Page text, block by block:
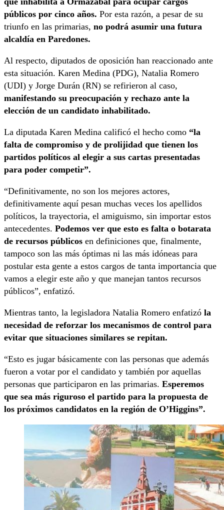
públicos por cinco años. Por esta razón, a pesar de su
triunfo en las primarias, no podrá asumir una futura
alcaldía en Paredones.
Al respecto, diputados de oposición han reaccionado ante
esta situación. Karen Medina (PDG), Natalia Romero
(UDI) y Jorge Durán (RN) se refirieron al caso,
manifestando su preocupación y rechazo ante la
elección de un candidato inhabilitado.
La diputada Karen Medina calificó el hecho como “la
falta de compromiso y de prolijidad que tienen los
partidos políticos al elegir a sus cartas presentadas
para poder competir”.
“Definitivamente, no son los mejores actores,
definitivamente aquí pesan muchas veces los apellidos
políticos, la trayectoria, el amiguismo, sin importar estos
antecedentes. Podemos ver que esto es falta o botarata
de recursos públicos en definiciones que, finalmente,
tampoco son las más óptimas ni las más idóneas para
postular esta gente a estos cargos de tanta importancia que
vamos a elegir este año y que manejan tantos recursos
públicos”, enfatizó.
Mientras tanto, la legisladora Natalia Romero enfatizó la
necesidad de reforzar los mecanismos de control para
evitar que situaciones similares se repitan.
“Esto es jugar básicamente con las personas que además
fueron a votar por el candidato y también por aquellas
personas que participaron en las primarias. Esperemos
que sea más riguroso el partido para la propuesta de
los próximos candidatos en la región de O’Higgins”.